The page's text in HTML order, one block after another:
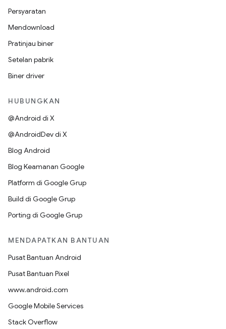
Persyaratan
Mendownload
Pratinjau biner
Setelan pabrik
Biner driver
HUBUNGKAN
@Android di X
@AndroidDev di X
Blog Android
Blog Keamanan Google
Platform di Google Grup
Build di Google Grup
Porting di Google Grup
MENDAPATKAN BANTUAN
Pusat Bantuan Android
Pusat Bantuan Pixel
www.android.com
Google Mobile Services
Stack Overflow